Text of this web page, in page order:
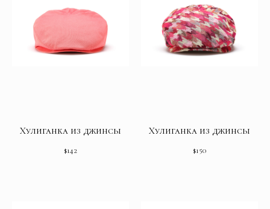
Хулиганка из джинсы
$142
Хулиганка из джинсы
$150